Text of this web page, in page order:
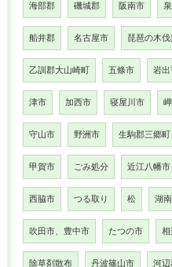
海部郡 磯城郡 阪南市
船井郡 名古屋市 琵琶の木伐
乙訓郡大山崎町 五條市 岩出
津市 加西市 寝屋川市 岬
守山市 野洲市 生駒郡三郷町
甲賀市 ごみ処分 近江八幡市
西脇市 つる取り 松 湖
吹田市、豊中市 たつの市 相
除草剤散布 丹波篠山市 河辺